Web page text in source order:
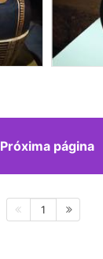
Próxima página
1